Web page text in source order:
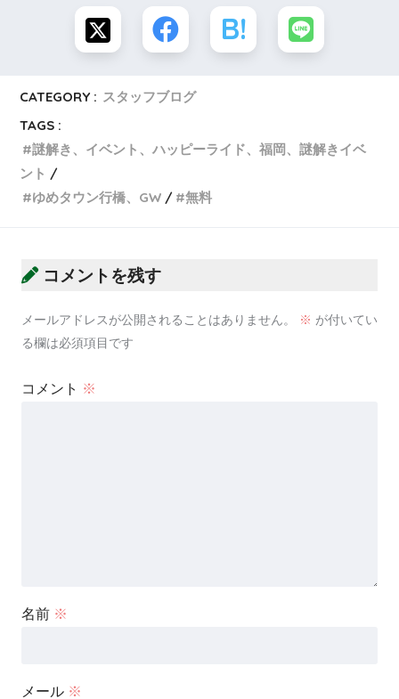
CATEGORY : スタッフブログ
TAGS :
謎解き、イベント、ハッピーライド、福岡、謎解きイベ
ント
ゆめタウン行橋、GW
無料
コメントを残す
メールアドレスが公開されることはありません。 ※ が付いてい
る欄は必須項目です
コメント ※
名前 ※
メール ※